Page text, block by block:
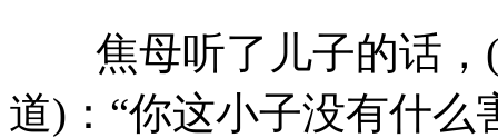
焦母听了儿子的话，(
道)：“你这小子没有什